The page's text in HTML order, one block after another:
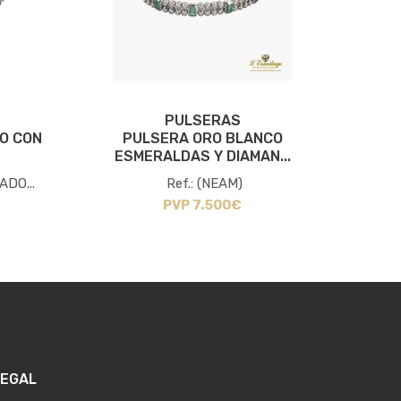
CON
PULSERAS
PULSERA ORO BLANCO
ESMERALDAS Y DIAMAN...
Ref.: (NEAM)
PVP 7.500€